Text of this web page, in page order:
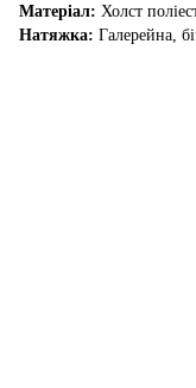
Матеріал: Холст
Натяжка: Галерейна,